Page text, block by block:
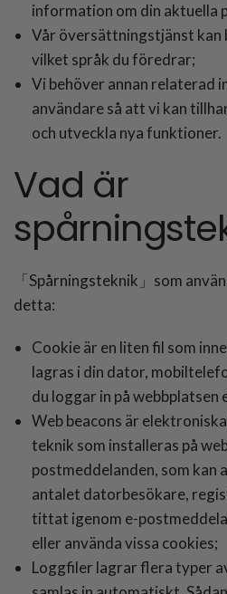
information om din aktuella
Vår översättningstjänst kan
vilket språk du föredrar;
Vi behöver annan relaterad
användare så att vi kan
och utveckla nya funktioner.
Vad är
「Spårningsteknik」som
detta:
Cookie är en liten fil som
lagras i din dator,
du loggar in på webbplatsen
Web beacons är
teknik som installeras på
postmeddelanden, som kan
antalet datorbesökare,
tittat igenom e-
eller använda vissa cookies;
Loggfiler lagrar flera typer